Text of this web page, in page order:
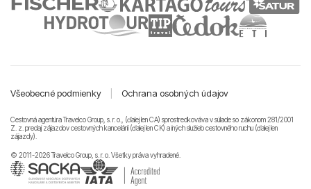
Všeobecné podmienky Ochrana osobných údajov
Cestovná agentúra Travelco Group, s. r. o., (ďalej len CA) sprostredkováva v súlade so zákonom 281/2001
Z. z. predaj zájazdov cestovných kancelárii (ďalej len CK) a iných služieb cestovného ruchu (ďalej len
zájazdy).
© 2011-2026 Travelco Group, s. r. o. Všetky práva vyhradené.